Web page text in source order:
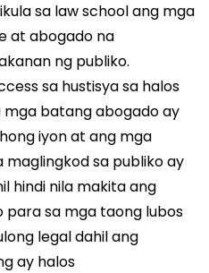
sa law school ang mga
at abogado na
ng publiko.
sa hustisya sa halos
batang abogado ay
iyon at ang mga
sa publiko ay
hindi nila makita ang
sa mga taong lubos
legal dahil ang
ay halos